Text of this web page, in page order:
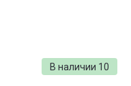
В наличии 10